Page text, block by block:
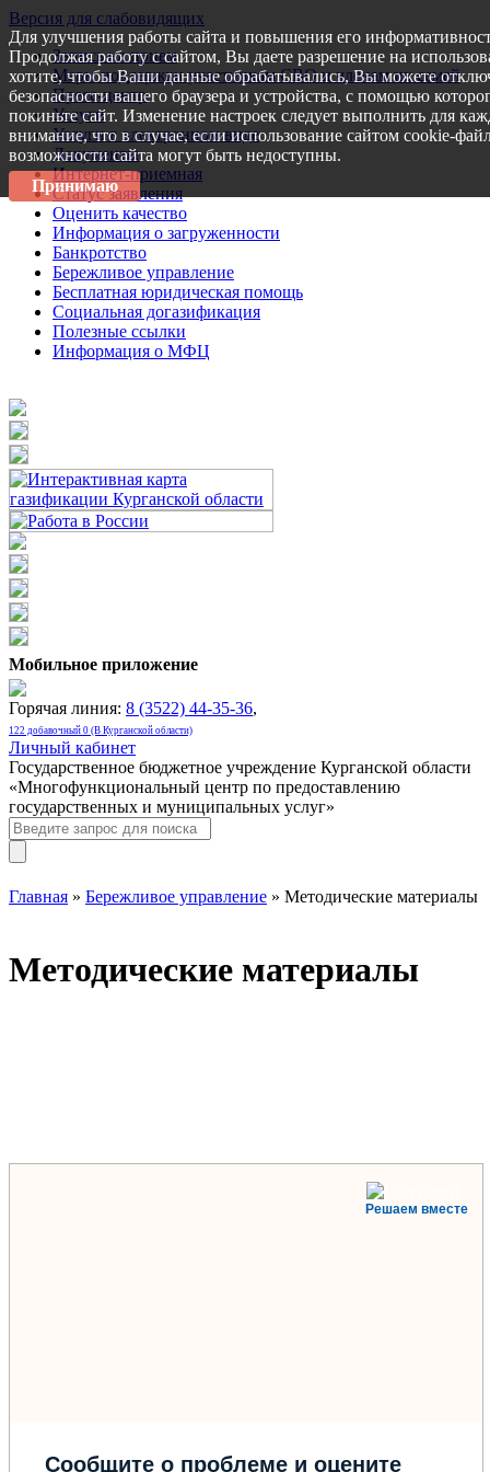
Версия для слабовидящих
Запись на прием
Меры поддержки участникам СВО и членам их семей
Пресс-центр
Услуги
Услуги в электронном виде
Документы
Интернет-приемная
Статус заявления
Оценить качество
Информация о загруженности
Банкротство
Бережливое управление
Бесплатная юридическая помощь
Социальная догазификация
Полезные ссылки
Информация о МФЦ
Мобильное приложение
Горячая линия: 8 (3522) 44-35-36,
122 добавочный 0 (В Курганской области)
Личный кабинет
Государственное бюджетное учреждение Курганской области
«Многофункциональный центр по предоставлению
государственных и муниципальных услуг»
Главная » Бережливое управление » Методические материалы
Методические материалы
Решаем вместе
Сообщите о проблеме и оцените
Для улучшения работы сайта и повышения его
Продолжая работу с сайтом, Вы даете разрешение на
хотите, чтобы Ваши данные обрабатывались, Вы можете
безопасности вашего браузера и устройства, с помощью
покиньте сайт. Изменение настроек следует выполнить для
внимание, что в случае, если использование сайтом cookie-
возможности сайта могут быть недоступны.
Принимаю